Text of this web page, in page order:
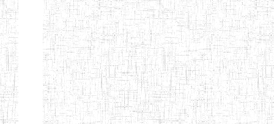
ENIEG
MODERNE
SAINTE MARIE
04/08/2010 ENIEG
ENIEG PRIVEE
BILINGUE LES
04/08/2010 ENIEG